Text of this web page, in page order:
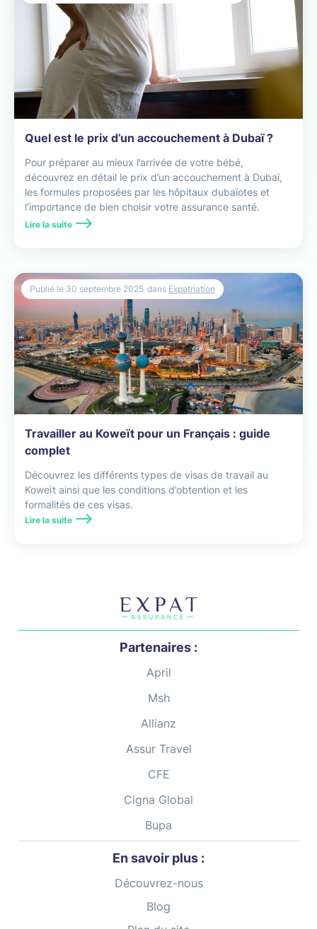
Quel est le prix d’un accouchement à Dubaï ?
Pour préparer au mieux l’arrivée de votre bébé,
découvrez en détail le prix d’un accouchement à Dubaï,
les formules proposées par les hôpitaux dubaïotes et
l’importance de bien choisir votre assurance santé.
Lire la suite
Travailler au Koweït pour un Français : guide
complet
Découvrez les différents types de visas de travail au
Koweït ainsi que les conditions d’obtention et les
formalités de ces visas.
Lire la suite
Publié le 30 septembre 2025 dans Expatriation
Partenaires :
April
Msh
Allianz
Assur Travel
CFE
Cigna Global
Bupa
En savoir plus :
Découvrez-nous
Blog